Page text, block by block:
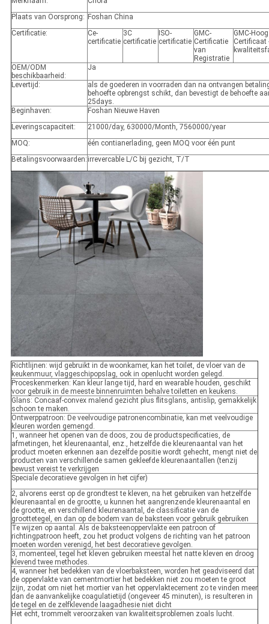
Plaats van Oorsprong: Foshan China
Certificatie:
Ce-
certificatie
3C
certificatie
ISO-
certificatie
GMC-
Certificatie
van
Registratie
GMC-Hoog
Certificaat
OEM/ODM
beschikbaarheid:
Ja
Levertijd:
als de goederen in voorraden dan na ontvangen
behoefte opbrengst schikt, dan bevestigt de behoefte
25days.
Beginhaven:
Foshan Nieuwe Haven
Leveringscapaciteit:
21000/day, 630000/Month, 7560000/year
MOQ:
één contianerlading, geen MOQ voor één punt
Betalingsvoorwaarden: irrevercable L/C bij gezicht, T/T
Richtlijnen: wijd gebruikt in de woonkamer, kan het toilet, de vloer van de
keukenmuur, vlaggeschipopslag, ook in openlucht worden gelegd.
Proceskenmerken: Kan kleur lange tijd, hard en wearable houden, geschikt
voor gebruik in de meeste binnenruimten behalve toiletten en keukens.
Glans: Concaaf-convex malend gezicht plus flitsglans, antislip, gemakkelijk
schoon te maken.
Ontwerppatroon: De veelvoudige patronencombinatie, kan met veelvoudige
kleuren worden gemengd.
1, wanneer het openen van de doos, zou de productspecificaties, de
afmetingen, het kleurenaantal, enz., hetzelfde die kleurenaantal van het
product moeten erkennen aan dezelfde positie wordt gehecht, mengt niet de
producten van verschillende samen gekleefde kleurenaantallen (tenzij
bewust vereist te verkrijgen
Speciale decoratieve gevolgen in het cijfer)
2, alvorens eerst op de grondtest te kleven, na het gebruiken van hetzelfde
kleurenaantal en de grootte, u kunnen het aangrenzende kleurenaantal en
de grootte, en verschillend kleurenaantal, de classificatie van de
groottetegel, en dan op de bodem van de baksteen voor gebruik gebruiken
Te wijzen op aantal. Als de baksteenoppervlakte een patroon of
richtingpatroon heeft, zou het product volgens de richting van het patroon
moeten worden verenigd, het best decoratieve gevolgen.
3, momenteel, tegel het kleven gebruiken meestal het natte kleven en droog
klevend twee methodes.
4, wanneer het bedekken van de vloerbaksteen, worden het geadviseerd dat
de oppervlakte van cementmortier het bedekken niet zou moeten te groot
zijn, zodat om niet het mortier van het oppervlaktecement zo te vinden meer
dan de aanvankelijke coagulatietijd (ongeveer 45 minuten), is resulteren in
de tegel en de zelfklevende laagadhesie niet dicht
Het echt, trommelt veroorzaken van kwaliteitsproblemen zoals lucht.